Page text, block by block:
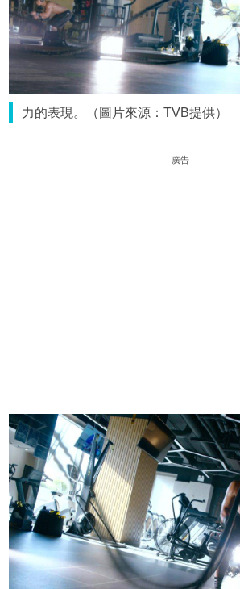
力的表現。（圖片來源：TVB提供）
廣告